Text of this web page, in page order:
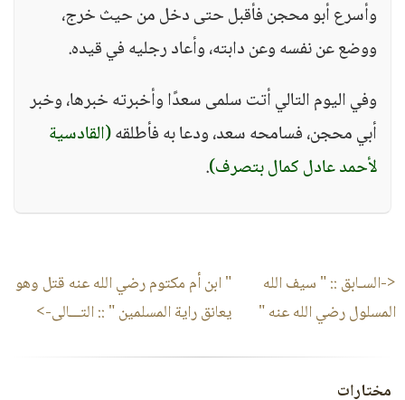
وأسرع أبو محجن فأقبل حتى دخل من حيث خرج،
ووضع عن نفسه وعن دابته، وأعاد رجليه في قيده.
وفي اليوم التالي أتت سلمى سعدًا وأخبرته خبرها، وخبر
أبي محجن، فسامحه سعد، ودعا به فأطلقه(القادسية
لأحمد عادل كمال بتصرف).
<-السـابق ::" سيف الله
المسلول رضي الله عنه "
" ابن أم مكتوم رضي الله عنه قتل وهو
يعانق راية المسلمين " :: التـــالى->
مختارات